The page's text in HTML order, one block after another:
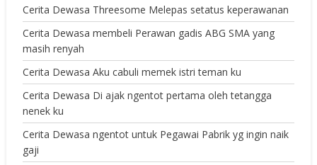
Cerita Dewasa Threesome Melepas setatus keperawanan
Cerita Dewasa membeli Perawan gadis ABG SMA yang
masih renyah
Cerita Dewasa Aku cabuli memek istri teman ku
Cerita Dewasa Di ajak ngentot pertama oleh tetangga
nenek ku
Cerita Dewasa ngentot untuk Pegawai Pabrik yg ingin naik
gaji